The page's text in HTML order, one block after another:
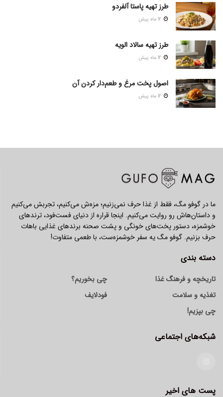
طرز تهیه پاستا آلفردو
طرز تهیه سالاد الویه
اصول پخت مرغ و طعم‌دار کردن آن
ما در گوفو مگ، فقط از غذا حرف نمی‌زنیم؛ مزه‌ش می‌کنیم، تجربش می‌کنیم
و داستان‌هاش رو روایت می‌کنیم. اینجا قراره از دنیای فست‌فود، ترندهای
خوشمزه، دستور پخت‌های خونگی و پشت صحنه برندهای غذایی باهات
حرف بزنیم. گوفو مگ یه سفر خوشمزه‌ست، با طعمی متفاوت!
دسته بندی
تاریخچه و فرهنگ غذا
تغذیه و سلامت
چی بپزیم!
چی بخوریم؟
فودلایف
شبکه‌های اجتماعی
پست های اخیر